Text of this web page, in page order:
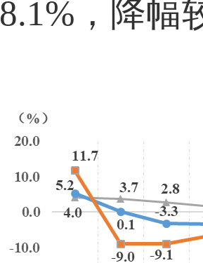
8.1%，降幅